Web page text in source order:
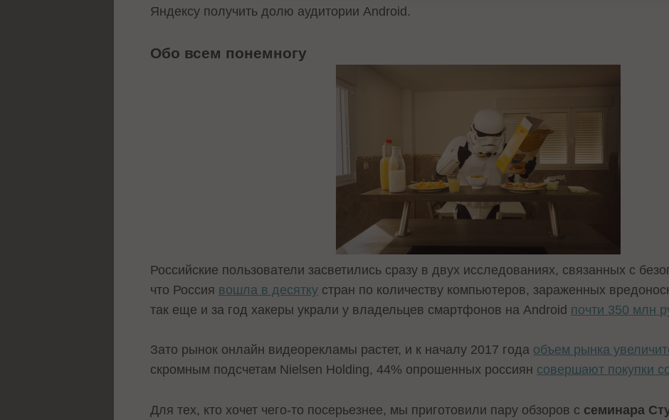
Яндексу получить долю аудитории Android.
Обо всем понемногу
Российские пользователи засветились сразу в двух исследованиях, связанных с
что Россия вошла в десятку стран по количеству компьютеров, зараженных
так еще и за год хакеры украли у владельцев смартфонов на Android почти 350 млн
Зато рынок онлайн видеорекламы растет, и к началу 2017 года объем рынка
скромным подсчетам Nielsen Holding, 44% опрошенных россиян совершают покупки
Для тех, кто хочет чего-то посерьезнее, мы приготовили пару обзоров с семинара